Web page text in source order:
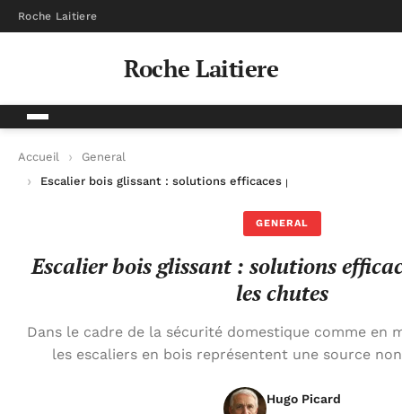
Roche Laitiere
Roche Laitiere
Accueil
General
Escalier bois glissant : solutions efficaces pour éviter les
GENERAL
Escalier bois glissant : solutions
les chutes
Dans le cadre de la sécurité domestique comme en
les escaliers en bois représentent une source
Hugo Picard